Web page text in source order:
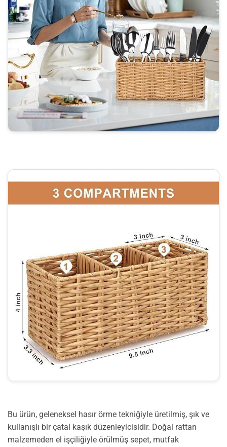
Bu ürün, geleneksel hasır örme tekniğiyle üretilmiş, şık ve
kullanışlı bir çatal kaşık düzenleyicisidir. Doğal rattan
malzemeden el işçiliğiyle örülmüş sepet, mutfak